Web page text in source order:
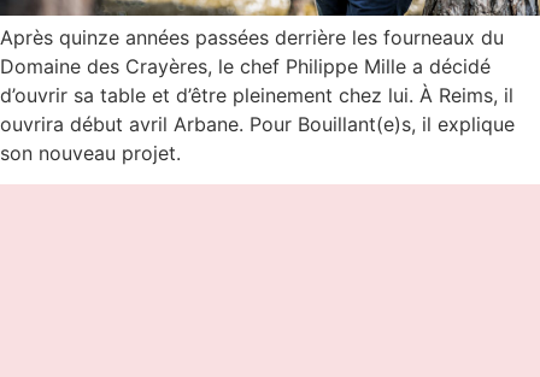
Après quinze années passées derrière les fourneaux du
Domaine des Crayères, le chef Philippe Mille a décidé
d’ouvrir sa table et d’être pleinement chez lui. À Reims, il
ouvrira début avril Arbane. Pour Bouillant(e)s, il explique
son nouveau projet.